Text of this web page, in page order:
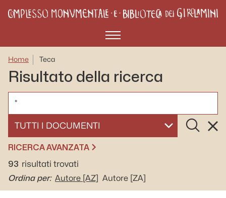
Menù
Home Teca
Risultato della ricerca
SELEZIONA UN DOCUMENTO
Cerca
RICERCA AVANZATA
93 risultati trovati
Ordina per: Autore [AZ] Autore [ZA]